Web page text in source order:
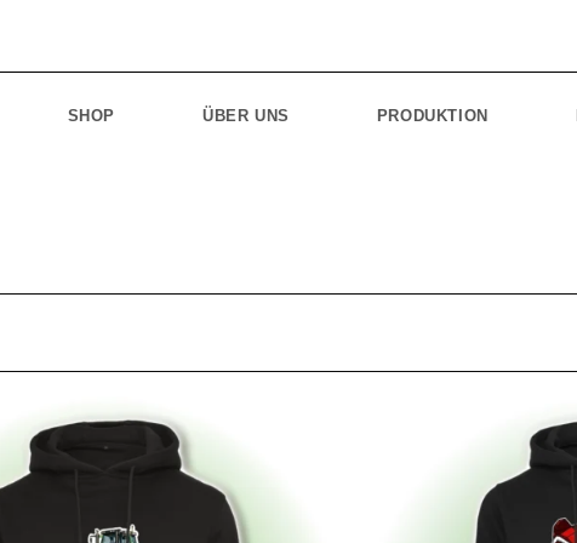
SHOP ÜBER UNS PRODUKTION